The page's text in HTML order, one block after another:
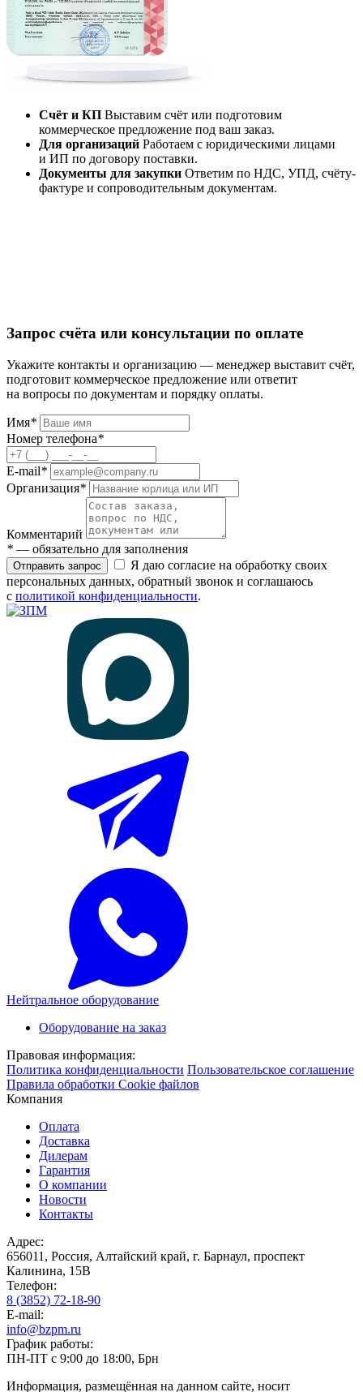
Счёт и КП Выставим счёт или подготовим
коммерческое предложение под ваш заказ.
Для организаций Работаем с юридическими лицами
и ИП по договору поставки.
Документы для закупки Ответим по НДС, УПД, счёту-
фактуре и сопроводительным документам.
Запрос счёта или консультации по оплате
Укажите контакты и организацию — менеджер выставит счёт,
подготовит коммерческое предложение или ответит
на вопросы по документам и порядку оплаты.
Имя*
Номер телефона*
E-mail*
Организация*
Комментарий
* — обязательно для заполнения
Отправить запрос
Я даю согласие на обработку своих
персональных данных, обратный звонок и соглашаюсь
с политикой конфиденциальности.
Нейтральное оборудование
Оборудование на заказ
Правовая информация:
Политика конфиденциальности Пользовательское соглашение
Правила обработки Cookie файлов
Компания
Оплата
Доставка
Дилерам
Гарантия
О компании
Новости
Контакты
Адрес:
656011, Россия, Алтайский край, г. Барнаул, проспект
Калинина, 15В
Телефон:
8 (3852) 72-18-90
E-mail:
info@bzpm.ru
График работы:
ПН-ПТ с 9:00 до 18:00, Брн
Информация, размещённая на данном сайте, носит